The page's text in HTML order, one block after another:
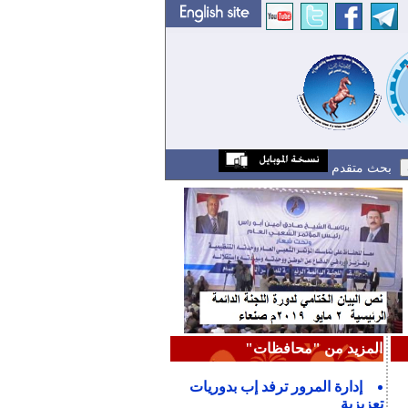
بحث متقدم
المزيد من "محافظات"
إدارة المرور ترفد إب بدوريات
تعزيزية